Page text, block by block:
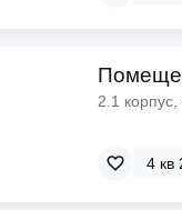
2.1
4 кв